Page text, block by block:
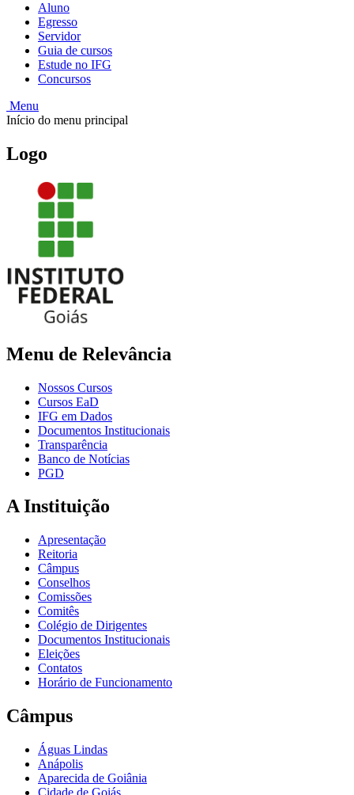
Aluno
Egresso
Servidor
Guia de cursos
Estude no IFG
Concursos
Menu
Início do menu principal
Logo
Menu de Relevância
Nossos Cursos
Cursos EaD
IFG em Dados
Documentos Institucionais
Transparência
Banco de Notícias
PGD
A Instituição
Apresentação
Reitoria
Câmpus
Conselhos
Comissões
Comitês
Colégio de Dirigentes
Documentos Institucionais
Eleições
Contatos
Horário de Funcionamento
Câmpus
Águas Lindas
Anápolis
Aparecida de Goiânia